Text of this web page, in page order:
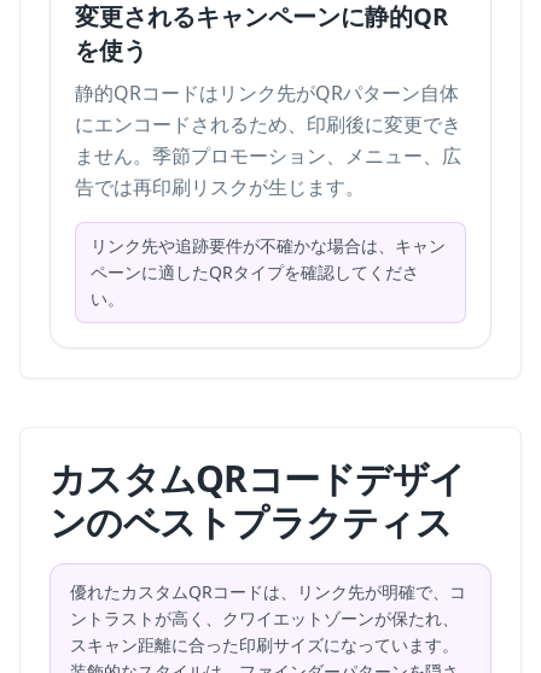
変更されるキャンペーンに静的QR
を使う
静的QRコードはリンク先がQRパターン自体
にエンコードされるため、印刷後に変更でき
ません。季節プロモーション、メニュー、広
告では再印刷リスクが生じます。
リンク先や追跡要件が不確かな場合は、 キャン
ペーンに適したQRタイプを確認してくださ
い。
カスタムQRコードデザイ
ンのベストプラクティス
優れたカスタムQRコードは、リンク先が明確で、コ
ントラストが高く、クワイエットゾーンが保たれ、
スキャン距離に合った印刷サイズになっています。